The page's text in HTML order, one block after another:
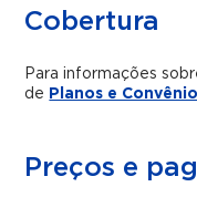
Cobertura
Para informações
de Planos e
Preços e